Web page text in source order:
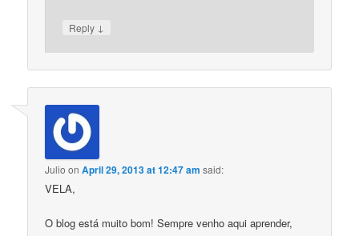
Reply ↓
Julio onApril 29, 2013 at 12:47 am said:
VELA,
O blog está muito bom! Sempre venho aqui aprender,